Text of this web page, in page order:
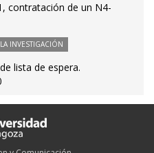
contratación de un N4-
INVESTIGACIÓN
lista de espera.